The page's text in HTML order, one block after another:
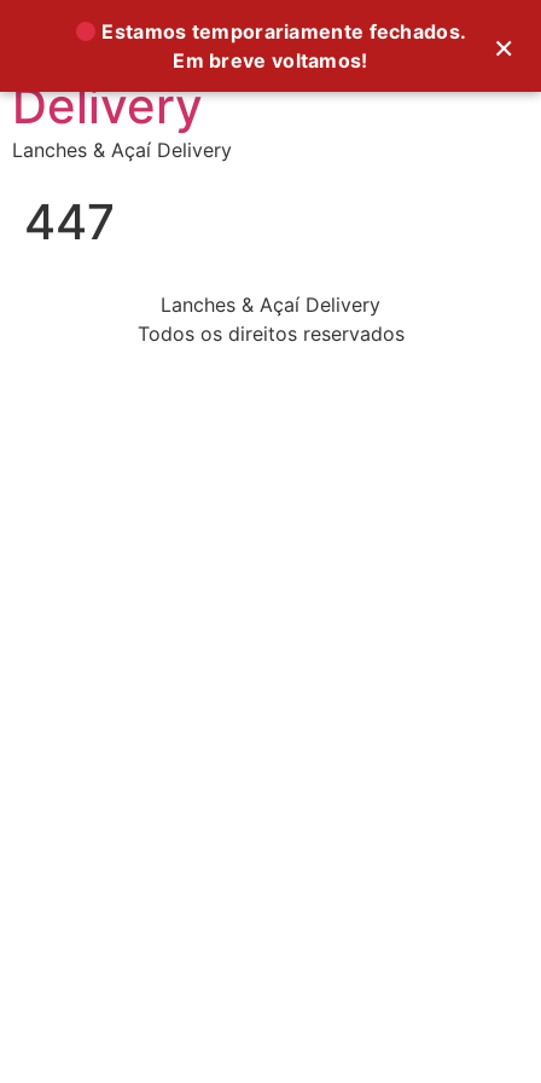
Supreme Foods
Delivery
Lanches & Açaí Delivery
447
Lanches & Açaí Delivery
Todos os direitos reservados
×
Estamos temporariamente fechados.
Em breve voltamos!